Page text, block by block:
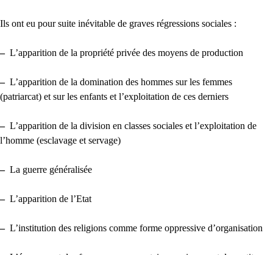
Ils ont eu pour suite inévitable de graves régressions sociales :
–L’apparition de la propriété privée des moyens de production
–L’apparition de la domination des hommes sur les femmes
(patriarcat) et sur les enfants et l’exploitation de ces derniers
–L’apparition de la division en classes sociales et l’exploitation de
l’homme (esclavage et servage)
–La guerre généralisée
–L’apparition de l’Etat
–L’institution des religions comme forme oppressive d’organisation